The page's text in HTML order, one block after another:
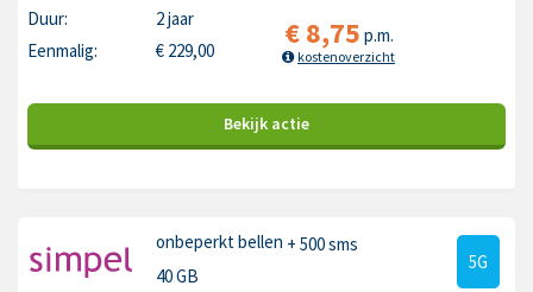
Duur:
2 jaar
Eenmalig:
€ 229,00 €8,75 p.m.
kostenoverzicht
Bekijk actie
onbeperkt bellen + 500 sms
40 GB
5G